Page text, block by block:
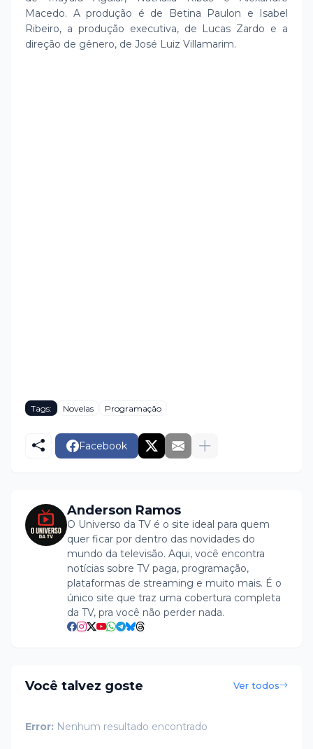
Macedo. A produção é de Betina Paulon e Isabel
Ribeiro, a produção executiva, de Lucas Zardo e a
direção de gênero, de José Luiz Villamarim.
Tags: Novelas Programação
Facebook
Anderson Ramos
O Universo da TV é o site ideal para quem
quer ficar por dentro das novidades do
mundo da televisão. Aqui, você encontra
notícias sobre TV paga, programação,
plataformas de streaming e muito mais. É o
único site que traz uma cobertura completa
da TV, pra você não perder nada.
Você talvez goste Ver todos
Error: Nenhum resultado encontrado